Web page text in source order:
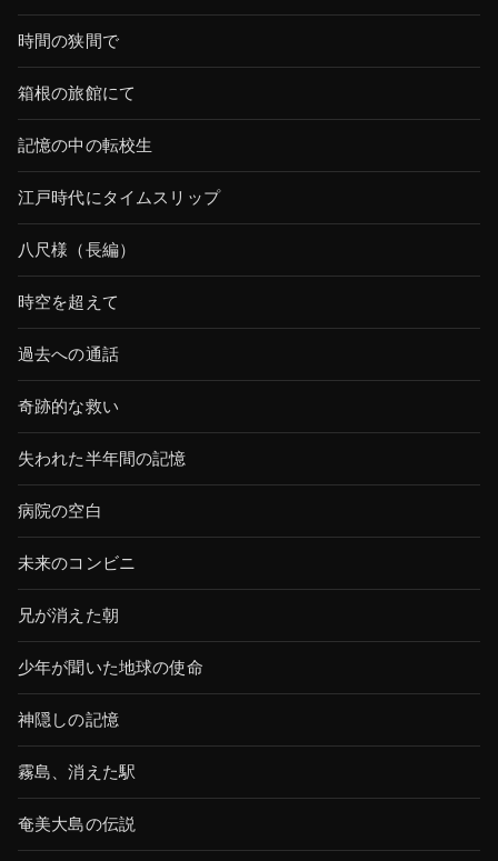
時間の狭間で
箱根の旅館にて
記憶の中の転校生
江戸時代にタイムスリップ
八尺様（長編）
時空を超えて
過去への通話
奇跡的な救い
失われた半年間の記憶
病院の空白
未来のコンビニ
兄が消えた朝
少年が聞いた地球の使命
神隠しの記憶
霧島、消えた駅
奄美大島の伝説